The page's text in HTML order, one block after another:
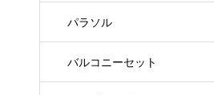
パラソル
バルコニーセット